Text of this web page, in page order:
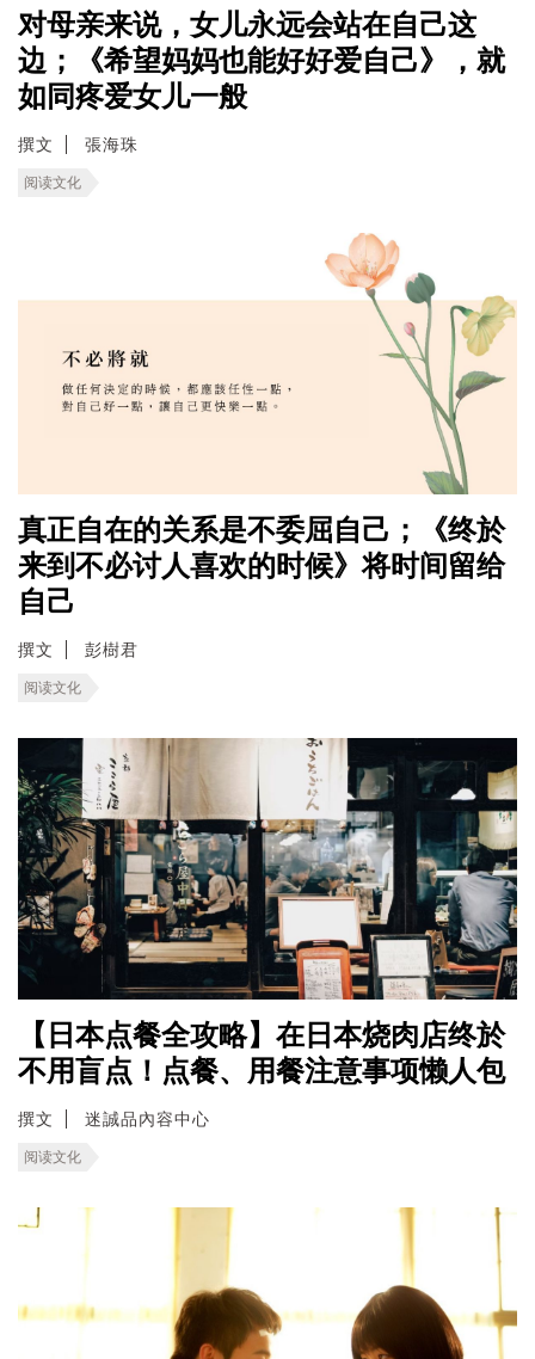
对母亲来说，女儿永远会站在自己这
边；《希望妈妈也能好好爱自己》，就
如同疼爱女儿一般
撰文 張海珠
阅读文化
真正自在的关系是不委屈自己；《终於
来到不必讨人喜欢的时候》将时间留给
自己
撰文 彭樹君
阅读文化
【日本点餐全攻略】在日本烧肉店终於
不用盲点！点餐、用餐注意事项懒人包
撰文 迷誠品內容中心
阅读文化